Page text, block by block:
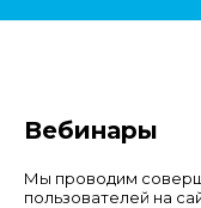
Вебинары
Мы проводим
пользователей на